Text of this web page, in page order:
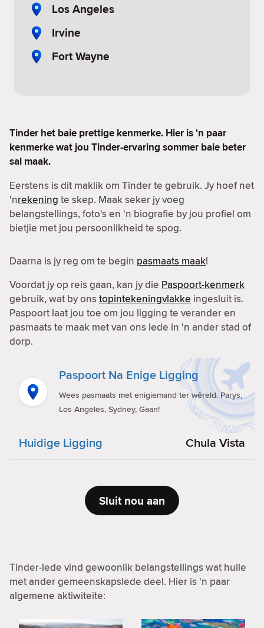
Los Angeles
Irvine
Fort Wayne
Tinder het baie prettige kenmerke. Hier is 'n paar
kenmerke wat jou Tinder-ervaring sommer baie beter
sal maak.
Eerstens is dit maklik om Tinder te gebruik. Jy hoef net
'nrekening te skep. Maak seker jy voeg
belangstellings, foto's en 'n biografie by jou profiel om
bietjie met jou persoonlikheid te spog.
Daarna is jy reg om te begin pasmaats maak!
Voordat jy op reis gaan, kan jy die Paspoort-kenmerk
gebruik, wat by onstopintekeningvlakke ingesluit is.
Paspoort laat jou toe om jou ligging te verander en
pasmaats te maak met van ons lede in 'n ander stad of
dorp.
Paspoort Na Enige Ligging
Wees pasmaats met enigiemand ter wêreld. Parys,
Los Angeles, Sydney, Gaan!
Huidige Ligging Chula Vista
Sluit nou aan
Tinder-lede vind gewoonlik belangstellings wat hulle
met ander gemeenskapslede deel. Hier is 'n paar
algemene aktiwiteite: